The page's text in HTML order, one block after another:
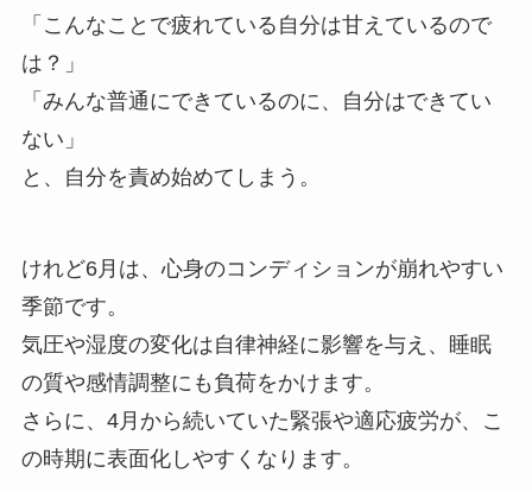
「こんなことで疲れている自分は甘えているので
は？」
「みんな普通にできているのに、自分はできてい
ない」
と、自分を責め始めてしまう。
けれど6月は、心身のコンディションが崩れやすい
季節です。
気圧や湿度の変化は自律神経に影響を与え、睡眠
の質や感情調整にも負荷をかけます。
さらに、4月から続いていた緊張や適応疲労が、こ
の時期に表面化しやすくなります。